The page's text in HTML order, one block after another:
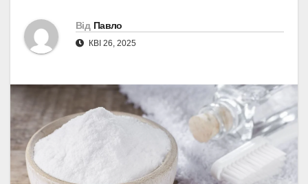
Від Павло
КВІ 26, 2025